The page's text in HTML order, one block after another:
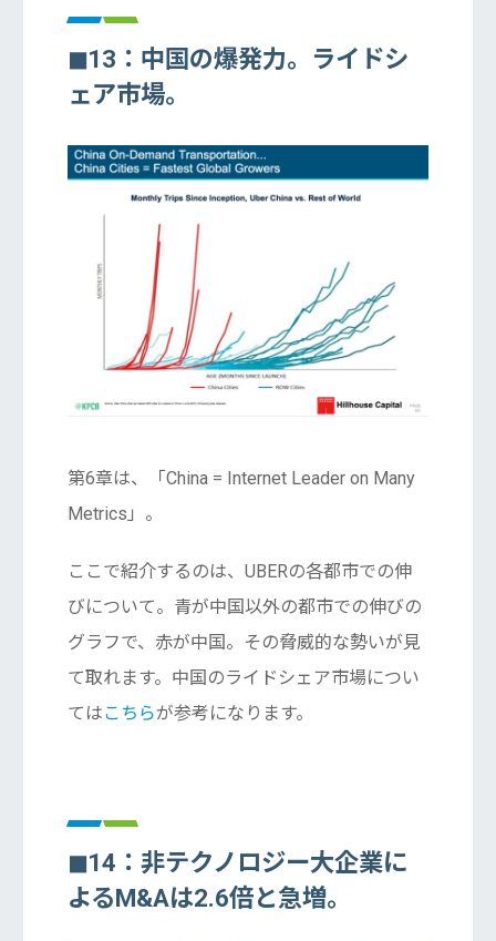
◼︎13：中国の爆発力。ライドシ
ェア市場。
第6章は、「China = Internet Leader on Many
Metrics」。
ここで紹介するのは、UBERの各都市での伸
びについて。青が中国以外の都市での伸びの
グラフで、赤が中国。その脅威的な勢いが見
て取れます。中国のライドシェア市場につい
てはこちらが参考になります。
◼︎14：非テクノロジー大企業に
よるM&Aは2.6倍と急増。